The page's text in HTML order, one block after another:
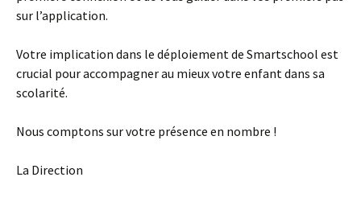
sur l’application.
Votre implication dans le déploiement de Smartschool est
crucial pour accompagner au mieux votre enfant dans sa
scolarité.
Nous comptons sur votre présence en nombre !
La Direction